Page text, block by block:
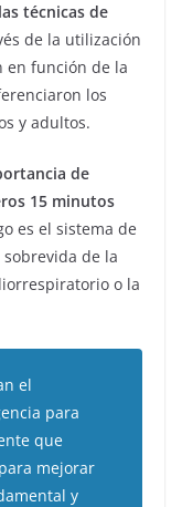
técnicas de
de la utilización
en función de la
los
y adultos.
de
15 minutos
es el sistema de
de la
o la
el
para
que
mejorar
y